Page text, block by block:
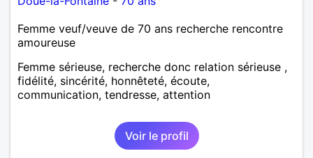
Femme veuf/veuve de 70 ans recherche rencontre
amoureuse
Femme sérieuse, recherche donc relation sérieuse ,
fidélité, sincérité, honnêteté, écoute,
communication, tendresse, attention
Voir le profil